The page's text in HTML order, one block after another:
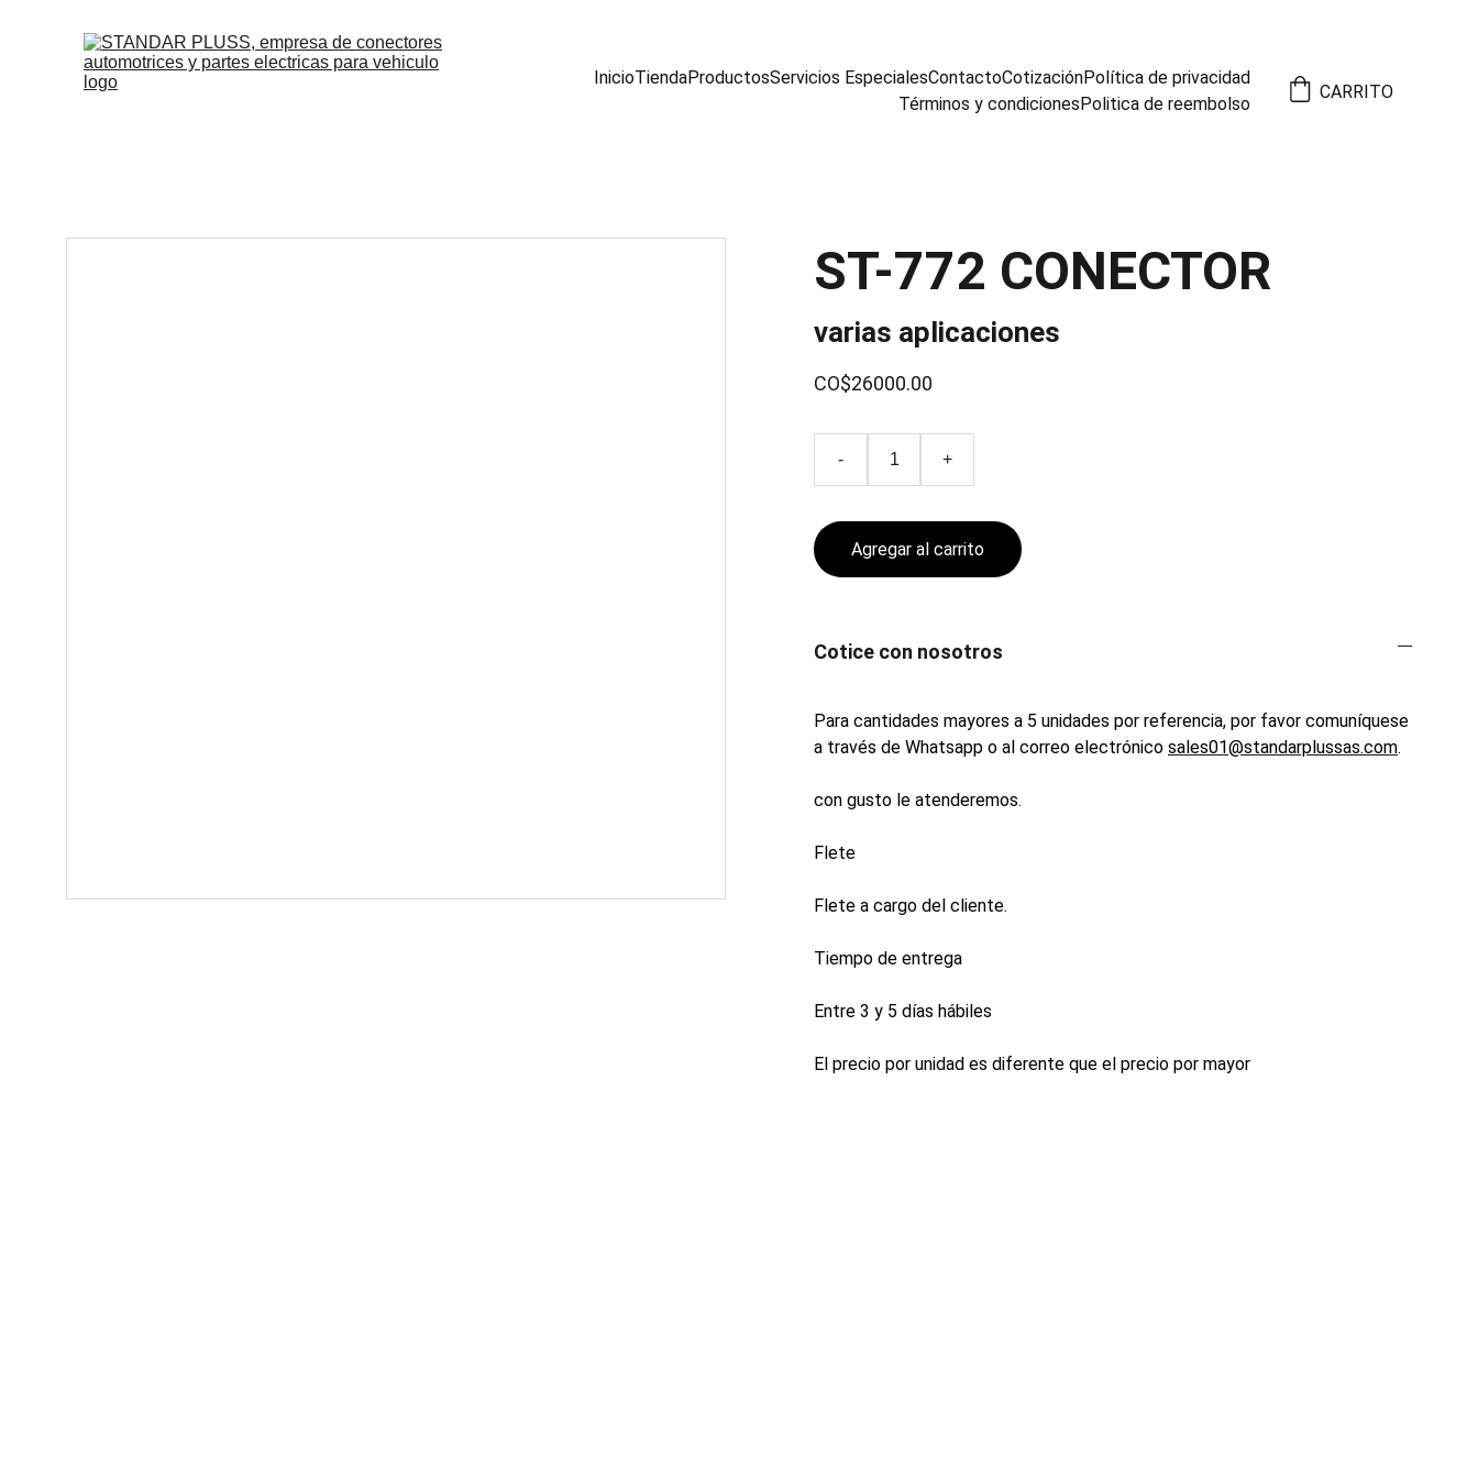
InicioTiendaProductosServicios EspecialesContactoCotizaciónPolítica de privacidad
Términos y condicionesPolitica de reembolso
CARRITO
ST-772 CONECTOR
varias aplicaciones
CO$26000.00
- +
Agregar al carrito
Cotice con nosotros
Para cantidades mayores a 5 unidades por referencia, por favor comuníquese
a través de Whatsapp o al correo electrónico sales01@standarplussas.com.
con gusto le atenderemos.
Flete
Flete a cargo del cliente.
Tiempo de entrega
Entre 3 y 5 días hábiles
El precio por unidad es diferente que el precio por mayor